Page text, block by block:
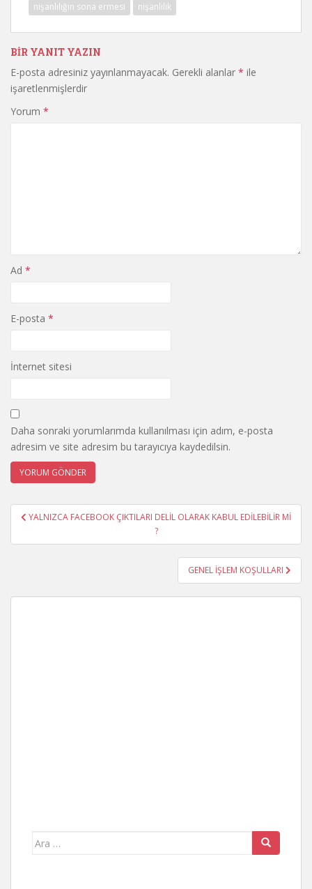
nişanlılığın sona ermesi
nişanlılık
BIR YANIT YAZIN
E-posta adresiniz yayınlanmayacak. Gerekli alanlar * ile
işaretlenmişlerdir
Yorum *
Ad *
E-posta *
İnternet sitesi
Daha sonraki yorumlarımda kullanılması için adım, e-posta
adresim ve site adresim bu tarayıcıya kaydedilsin.
YazıYALNIZCA FACEBOOK ÇIKTILARI DELİL OLARAK KABUL EDİLEBİLİR Mİ
?
GENEL İŞLEM KOŞULLARI
Arama